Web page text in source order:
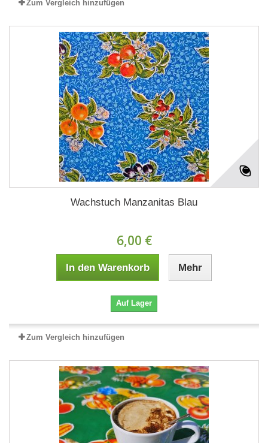
Zum Vergleich hinzufügen
Wachstuch Manzanitas Blau
6,00 €
In den Warenkorb Mehr
Auf Lager
Zum Vergleich hinzufügen